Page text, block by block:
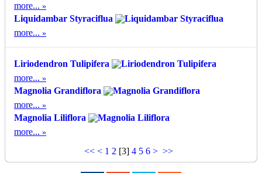
more...
Liquidambar Styraciflua
more...
Liriodendron Tulipifera
more...
Magnolia Grandiflora
more...
Magnolia Liliflora
more...
<< < 1 2 [3] 4 5 6 > >>